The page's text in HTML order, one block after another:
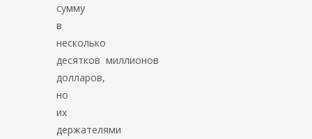
сумму
в
несколько
десятков миллионов
долларов,
но
их
держателями